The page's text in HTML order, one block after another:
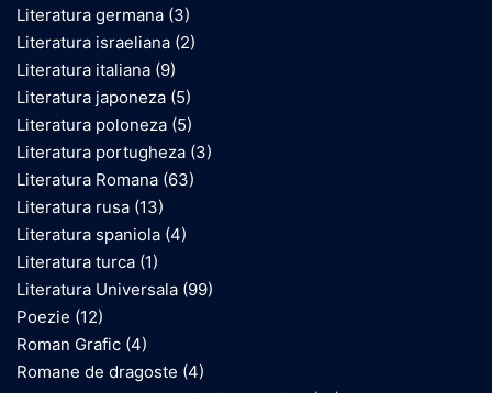
Literatura germana (3)
Literatura israeliana (2)
Literatura italiana (9)
Literatura japoneza (5)
Literatura poloneza (5)
Literatura portugheza (3)
Literatura Romana (63)
Literatura rusa (13)
Literatura spaniola (4)
Literatura turca (1)
Literatura Universala (99)
Poezie (12)
Roman Grafic (4)
Romane de dragoste (4)